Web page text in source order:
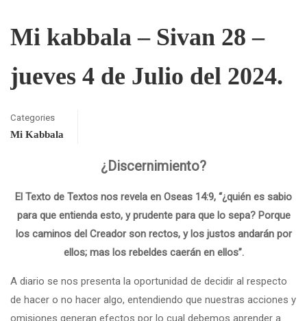
Mi kabbala – Sivan 28 –
jueves 4 de Julio del 2024.
Categories
Mi Kabbala
¿Discernimiento?
El Texto de Textos nos revela en Oseas 14:9, “¿quién es sabio
para que entienda esto, y prudente para que lo sepa? Porque
los caminos del Creador son rectos, y los justos andarán por
ellos; mas los rebeldes caerán en ellos”.
A diario se nos presenta la oportunidad de decidir al respecto
de hacer o no hacer algo, entendiendo que nuestras acciones y
omisiones generan efectos por lo cual debemos aprender a